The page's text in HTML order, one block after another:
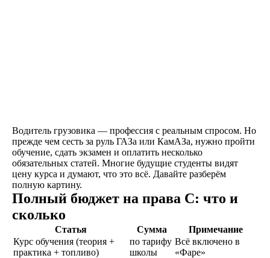
Водитель грузовика — профессия с реальным спросом. Но
прежде чем сесть за руль ГАЗа или КамАЗа, нужно пройти
обучение, сдать экзамен и оплатить несколько
обязательных статей. Многие будущие студенты видят
цену курса и думают, что это всё. Давайте разберём
полную картину.
Полный бюджет на права C: что и
сколько
Статья Сумма
Примечание
Курс обучения (теория +
практика + топливо)
по тарифу
школы
Всё включено в
«Фаре»
Проходите
теоретический и
практический курс,
продолжительностью
от 1,5 месяцев, в
зависимости от
категории
транспортного
средства
Обучение